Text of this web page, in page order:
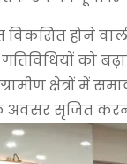
विकसित होने
गतिविधियों को
ग्रामीण क्षेत्रों
सृजित